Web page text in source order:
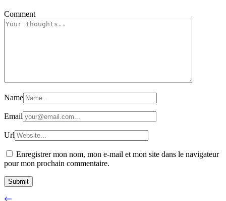
Comment
Name
Email
Url
Enregistrer mon nom, mon e-mail et mon site dans le navigateur
pour mon prochain commentaire.